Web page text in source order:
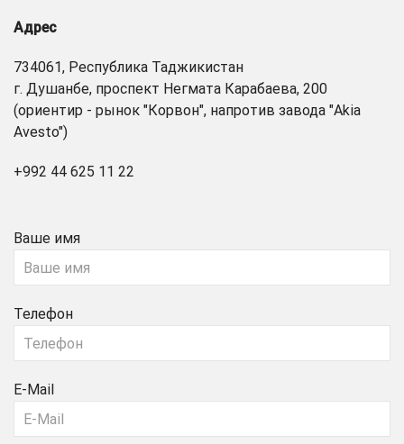
Адрес
734061, Республика Таджикистан
г. Душанбе, проспект Негмата Карабаева, 200
(ориентир - рынок "Корвон", напротив завода "Akia
Avesto")
+992 44 625 11 22
Ваше имя
Телефон
E-Mail